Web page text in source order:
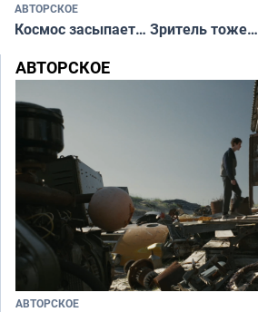
АВТОРСКОЕ
Космос засыпает… Зритель тоже…
АВТОРСКОЕ
АВТОРСКОЕ